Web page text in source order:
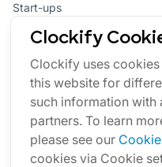
Clockify
Clockify uses
this website for
such information with
partners. To learn
please see our
cookies via Cookie
Start-ups
Entwickler
Berater
Buchhalter
Weitere Branchen
Rechner